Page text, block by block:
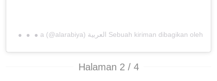
S
ebuah kiriman dibagikan oleh العربية Al Arabiya (@alarabiya)
Halaman 2 / 4